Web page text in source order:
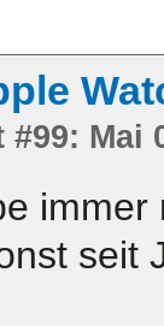
Mai
immer
seit